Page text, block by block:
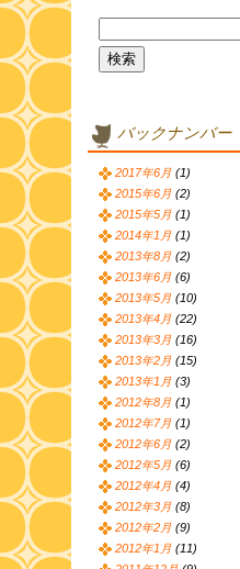
バックナンバー
2017年6月 (1)
2015年6月 (2)
2015年5月 (1)
2014年1月 (1)
2013年8月 (2)
2013年6月 (6)
2013年5月 (10)
2013年4月 (22)
2013年3月 (16)
2013年2月 (15)
2013年1月 (3)
2012年8月 (1)
2012年7月 (1)
2012年6月 (2)
2012年5月 (6)
2012年4月 (4)
2012年3月 (8)
2012年2月 (9)
2012年1月 (11)